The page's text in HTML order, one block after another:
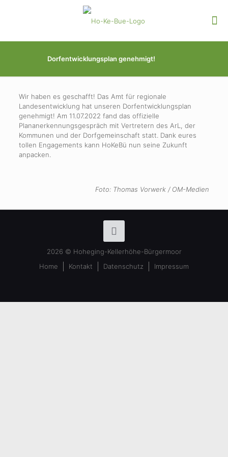
Dorfentwicklungsplan genehmigt!
Wir haben es geschafft! Das Amt für regionale
Landesentwicklung hat unseren Dorfentwicklungsplan
genehmigt! Am 11.07.2022 fand das offizielle
Plananerkennungsgespräch mit Vertretern des ArL, der
Kommunen und der Dorfgemeinschaft statt. Dank eures
tollen Engagements kann HoKeBü nun seine Zukunft
anpacken.
Foto: Thomas Vorwerk / OM-Medien
2026 © Hoheging-Kellerhöhe-Bürgermoor
Home
Kontakt Datenschutz Impressum